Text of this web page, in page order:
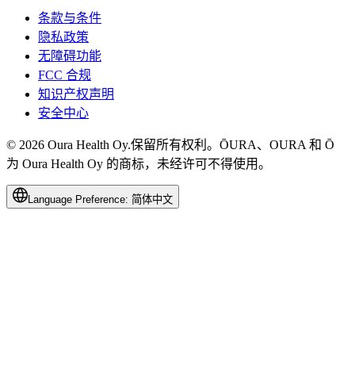
条款与条件
隐私政策
无障碍功能
FCC 合规
知识产权声明
安全中心
© 2026 Oura Health Oy.保留所有权利。ŌURA、OURA 和 Ō
为 Oura Health Oy 的商标，未经许可不得使用。
Language Preference: 简体中文